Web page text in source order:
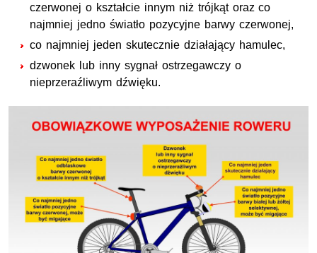
czerwonej o kształcie innym niż trójkąt oraz co
najmniej jedno światło pozycyjne barwy czerwonej,
co najmniej jeden skutecznie działający hamulec,
dzwonek lub inny sygnał ostrzegawczy o
nieprzeraźliwym dźwięku.